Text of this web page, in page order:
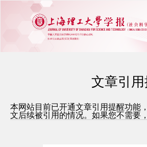
文章引用
本网站目前已开通文章引用提醒功能
文后续被引用的情况。如果您不需要